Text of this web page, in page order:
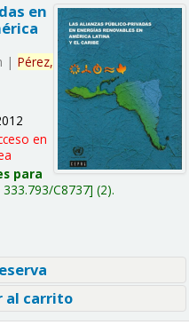
en
| Pérez,
en
para
333.793/C8737 (2).
al carrito